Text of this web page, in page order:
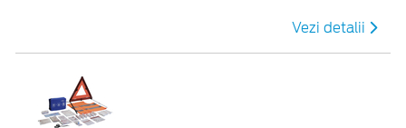
Vezi detalii